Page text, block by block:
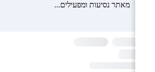
מאתר נסיעות ומפעילים...